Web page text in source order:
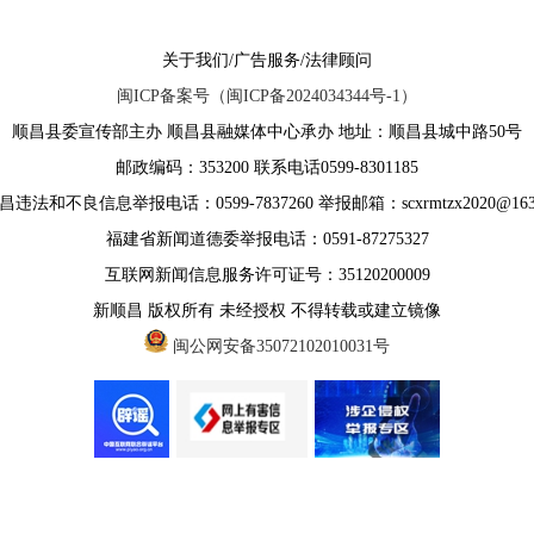
关于我们/广告服务/法律顾问
闽ICP备案号（闽ICP备2024034344号-1）
顺昌县委宣传部主办 顺昌县融媒体中心承办 地址：顺昌县城中路50号
邮政编码：353200 联系电话0599-8301185
违法和不良信息举报电话：0599-7837260 举报邮箱：
福建省新闻道德委举报电话：0591-87275327
互联网新闻信息服务许可证号：35120200009
新顺昌 版权所有 未经授权 不得转载或建立镜像
闽公网安备35072102010031号